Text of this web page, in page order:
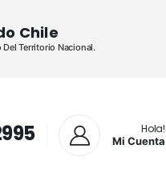
Chile
Territorio Nacional.
Hola!
Mi Cuenta